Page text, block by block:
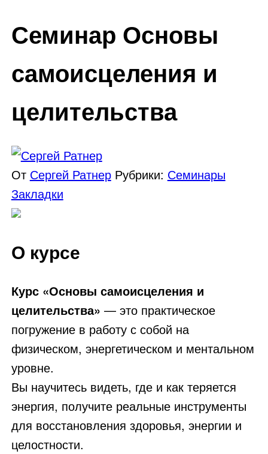
Семинар Основы
самоисцеления и
целительства
От Сергей Ратнер Рубрики: Семинары
Закладки
О курсе
Курс «Основы самоисцеления и
целительства» — это практическое
погружение в работу с собой на
физическом, энергетическом и ментальном
уровне.
Вы научитесь видеть, где и как теряется
энергия, получите реальные инструменты
для восстановления здоровья, энергии и
целостности.